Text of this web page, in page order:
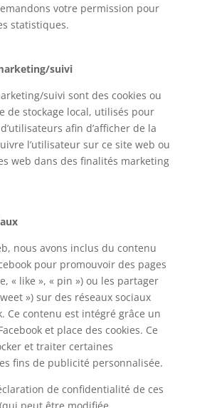
votre permission pour
statistiques.
suivi
suivi sont des cookies ou
de stockage local, utilisés pour
afin d’afficher de la
l’utilisateur sur ce site web ou
web dans des finalités marketing
nous avons inclus du contenu
pour promouvoir des pages
« like », « pin ») ou les partager
») sur des réseaux sociaux
Ce contenu est intégré grâce un
et place des cookies. Ce
et traiter certaines
fins de publicité personnalisée.
de confidentialité de ces